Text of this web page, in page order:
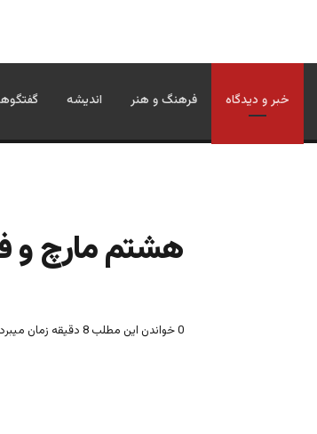
خبر و دیدگاه فرهنگ و هنر اندیشه
هشتم مارچ و
0خواندن این مطلب 8 دقیقه زمان میبرد